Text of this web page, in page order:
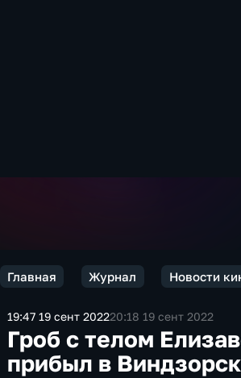
Главная Журнал Новости
19:47 19 сент 202220:18 19 сент 2022
Гроб с телом
прибыл в